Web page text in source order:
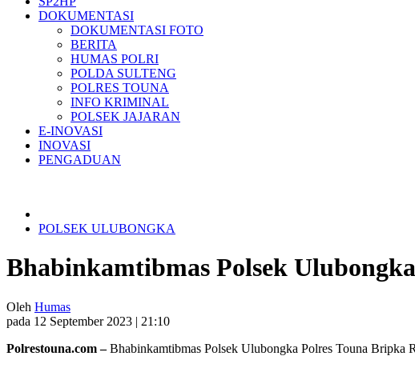
DOKUMENTASI
DOKUMENTASI FOTO
BERITA
HUMAS POLRI
POLDA SULTENG
POLRES TOUNA
INFO KRIMINAL
POLSEK JAJARAN
E-INOVASI
INOVASI
PENGADUAN
POLSEK ULUBONGKA
Bhabinkamtibmas Polsek
Oleh Humas
pada 12 September 2023 | 21:10
Polrestouna.com –Bhabinkamtibmas Polsek Ulubongka Polres Touna Bripka